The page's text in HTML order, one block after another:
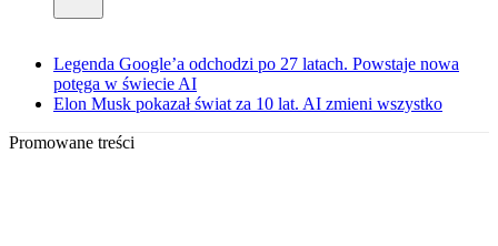
Legenda Google’a odchodzi po 27 latach. Powstaje nowa
potęga w świecie AI
Elon Musk pokazał świat za 10 lat. AI zmieni wszystko
Promowane treści